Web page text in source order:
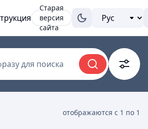
Старая
версия
сайта
для поиска
отображаются с 1 по 1